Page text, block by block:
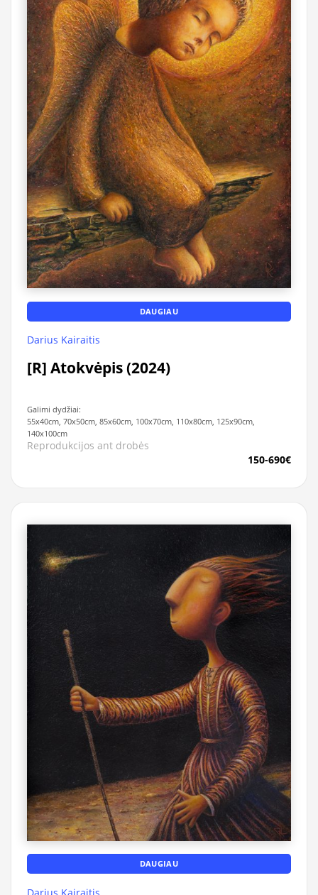
DAUGIAU
Darius Kairaitis
[R] Atokvėpis (2024)
Galimi dydžiai:
55x40cm, 70x50cm, 85x60cm, 100x70cm, 110x80cm, 125x90cm,
140x100cm
Reprodukcijos ant drobės
150-690€
DAUGIAU